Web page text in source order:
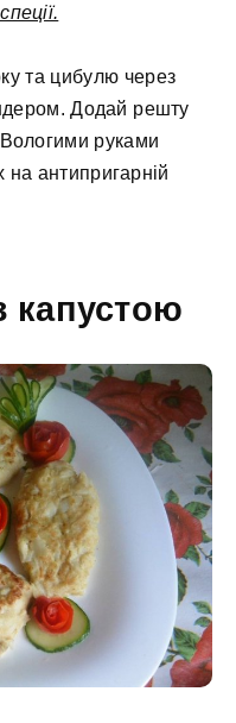
та цибулю через
Додай решту
руками
антипригарній
капустою